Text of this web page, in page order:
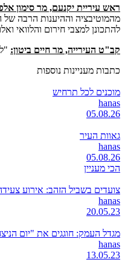
ראש עיריית יקנעם, מר סימון
מהמוטיבציה וההיענות הרבה של
להתכונן למצבי חירום והלוואי
קב"ט העירייה, מר חיים ביטון:
כתבות מעניינות נוספות
מוכנים לכל תרחיש
hanas
05.08.26
גאוות העיר
hanas
05.08.26
הכי מעניין
צועדים בשביל הזהב: אירוע
hanas
20.05.23
מגדל העמק: חוגגים את "יום
hanas
13.05.23